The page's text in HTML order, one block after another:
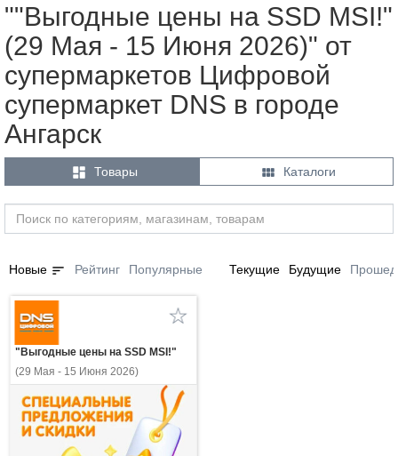
""Выгодные цены на SSD MSI!"
(29 Мая - 15 Июня 2026)" от
супермаркетов Цифровой
супермаркет DNS в городе
Ангарск
 Товары  Каталоги
Новые sort Рейтинг Популярные Текущие Будущие
"Выгодные цены на SSD MSI!"
(29 Мая - 15 Июня 2026)